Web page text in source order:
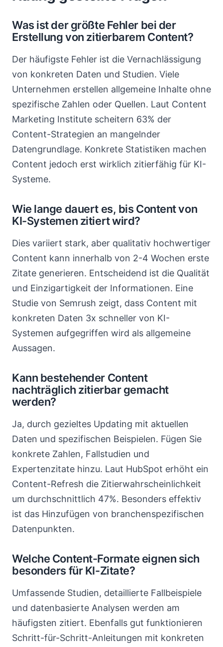
Was ist der größte Fehler bei der
Erstellung von zitierbarem Content?
Der häufigste Fehler ist die Vernachlässigung
von konkreten Daten und Studien. Viele
Unternehmen erstellen allgemeine Inhalte ohne
spezifische Zahlen oder Quellen. Laut Content
Marketing Institute scheitern 63% der
Content-Strategien an mangelnder
Datengrundlage. Konkrete Statistiken machen
Content jedoch erst wirklich zitierfähig für KI-
Systeme.
Wie lange dauert es, bis Content von
KI-Systemen zitiert wird?
Dies variiert stark, aber qualitativ hochwertiger
Content kann innerhalb von 2-4 Wochen erste
Zitate generieren. Entscheidend ist die Qualität
und Einzigartigkeit der Informationen. Eine
Studie von Semrush zeigt, dass Content mit
konkreten Daten 3x schneller von KI-
Systemen aufgegriffen wird als allgemeine
Aussagen.
Kann bestehender Content
nachträglich zitierbar gemacht
werden?
Ja, durch gezieltes Updating mit aktuellen
Daten und spezifischen Beispielen. Fügen Sie
konkrete Zahlen, Fallstudien und
Expertenzitate hinzu. Laut HubSpot erhöht ein
Content-Refresh die Zitierwahrscheinlichkeit
um durchschnittlich 47%. Besonders effektiv
ist das Hinzufügen von branchenspezifischen
Datenpunkten.
Welche Content-Formate eignen sich
besonders für KI-Zitate?
Umfassende Studien, detaillierte Fallbeispiele
und datenbasierte Analysen werden am
häufigsten zitiert. Ebenfalls gut funktionieren
Schritt-für-Schritt-Anleitungen mit konkreten